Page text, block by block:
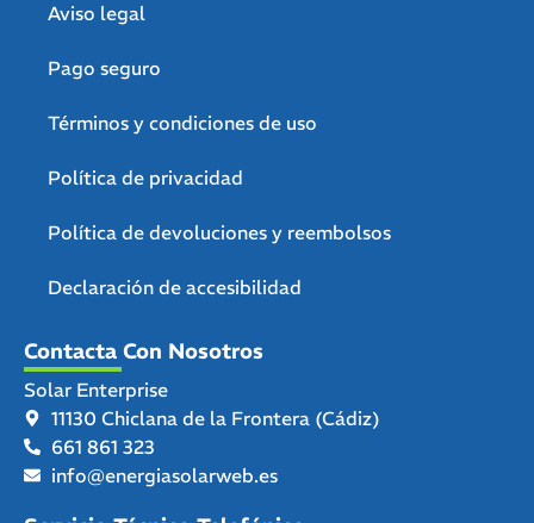
Aviso legal
Pago seguro
Términos y condiciones de uso
Política de privacidad
Política de devoluciones y reembolsos
Declaración de accesibilidad
Contacta Con Nosotros
Solar Enterprise
11130 Chiclana de la Frontera (Cádiz)
661 861 323
info@energiasolarweb.es